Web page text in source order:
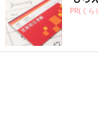
PR(くら